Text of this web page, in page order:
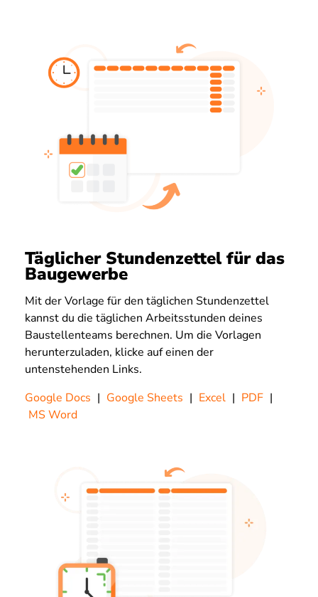
Täglicher Stundenzettel für das
Baugewerbe
Mit der Vorlage für den täglichen Stundenzettel
kannst du die täglichen Arbeitsstunden deines
Baustellenteams berechnen. Um die Vorlagen
herunterzuladen, klicke auf einen der
untenstehenden Links.
Google Docs | Google Sheets | Excel | PDF |
MS Word